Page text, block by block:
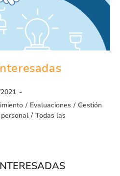
/ Evaluaciones / Gestión
/ Todas las